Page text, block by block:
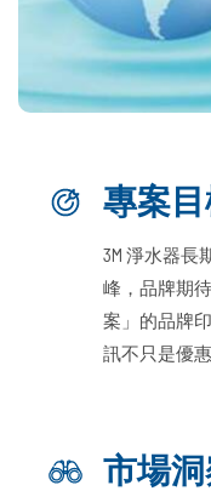
專案
3M 淨水器長
峰，品牌期
案」的品牌
訊不只是優
市場